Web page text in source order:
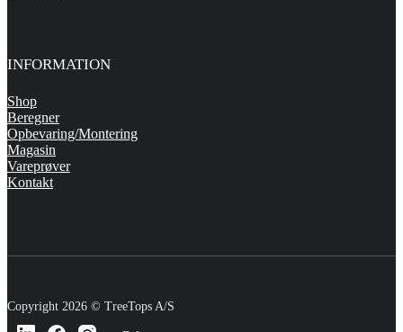
INFORMATION
Shop
Beregner
Opbevaring/Montering
Magasin
Vareprøver
Kontakt
Copyright 2026 © TreeTops A/S